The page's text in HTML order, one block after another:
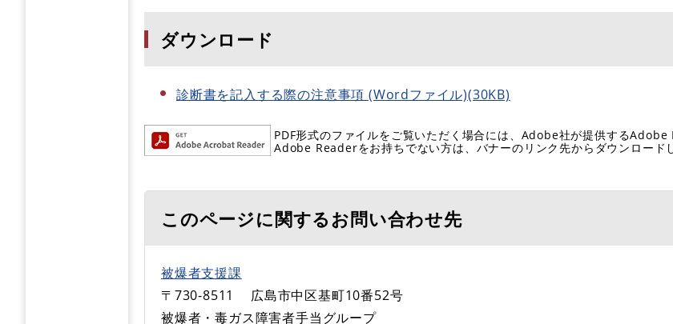
ダウンロード
診断書を記入する際の注意事項 (Wordファイル)(30KB)
PDF形式のファイルをご覧いただく場合には、Adobe社が提供するAdobe
Adobe Readerをお持ちでない方は、バナーのリンク先からダウンロード
このページに関するお問い合わせ先
被爆者支援課
〒730-8511
広島市中区基町10番52号
被爆者・毒ガス障害者手当グループ